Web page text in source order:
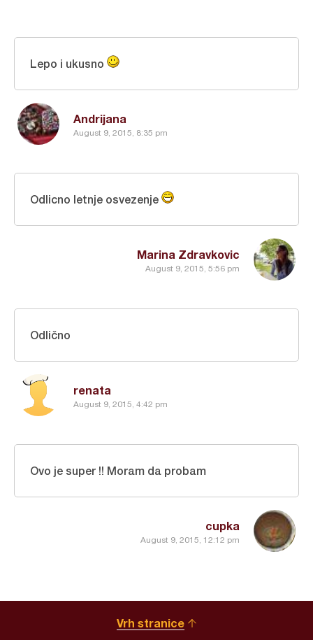
Andrijana
August 9, 2015, 8:35 pm
Lepo i ukusno
Marina Zdravkovic
August 9, 2015, 5:56 pm
Odlicno letnje osvezenje
renata
August 9, 2015, 4:42 pm
Odlično
cupka
August 9, 2015, 12:12 pm
Ovo je super !! Moram da probam
Vrh stranice